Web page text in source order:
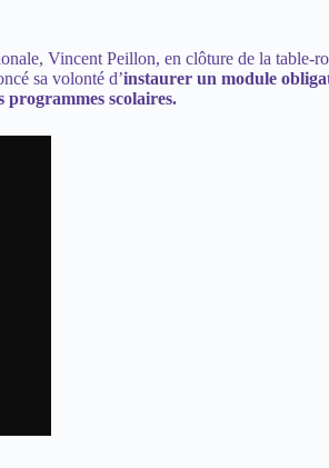
Vincent Peillon, en clôture de la table-
sa volonté d’instaurer un module
programmes scolaires.